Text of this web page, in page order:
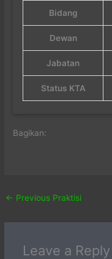
Bidang
Dewan
Jabatan
Status KTA
Bagikan:
← Previous Praktisi
Leave a Reply